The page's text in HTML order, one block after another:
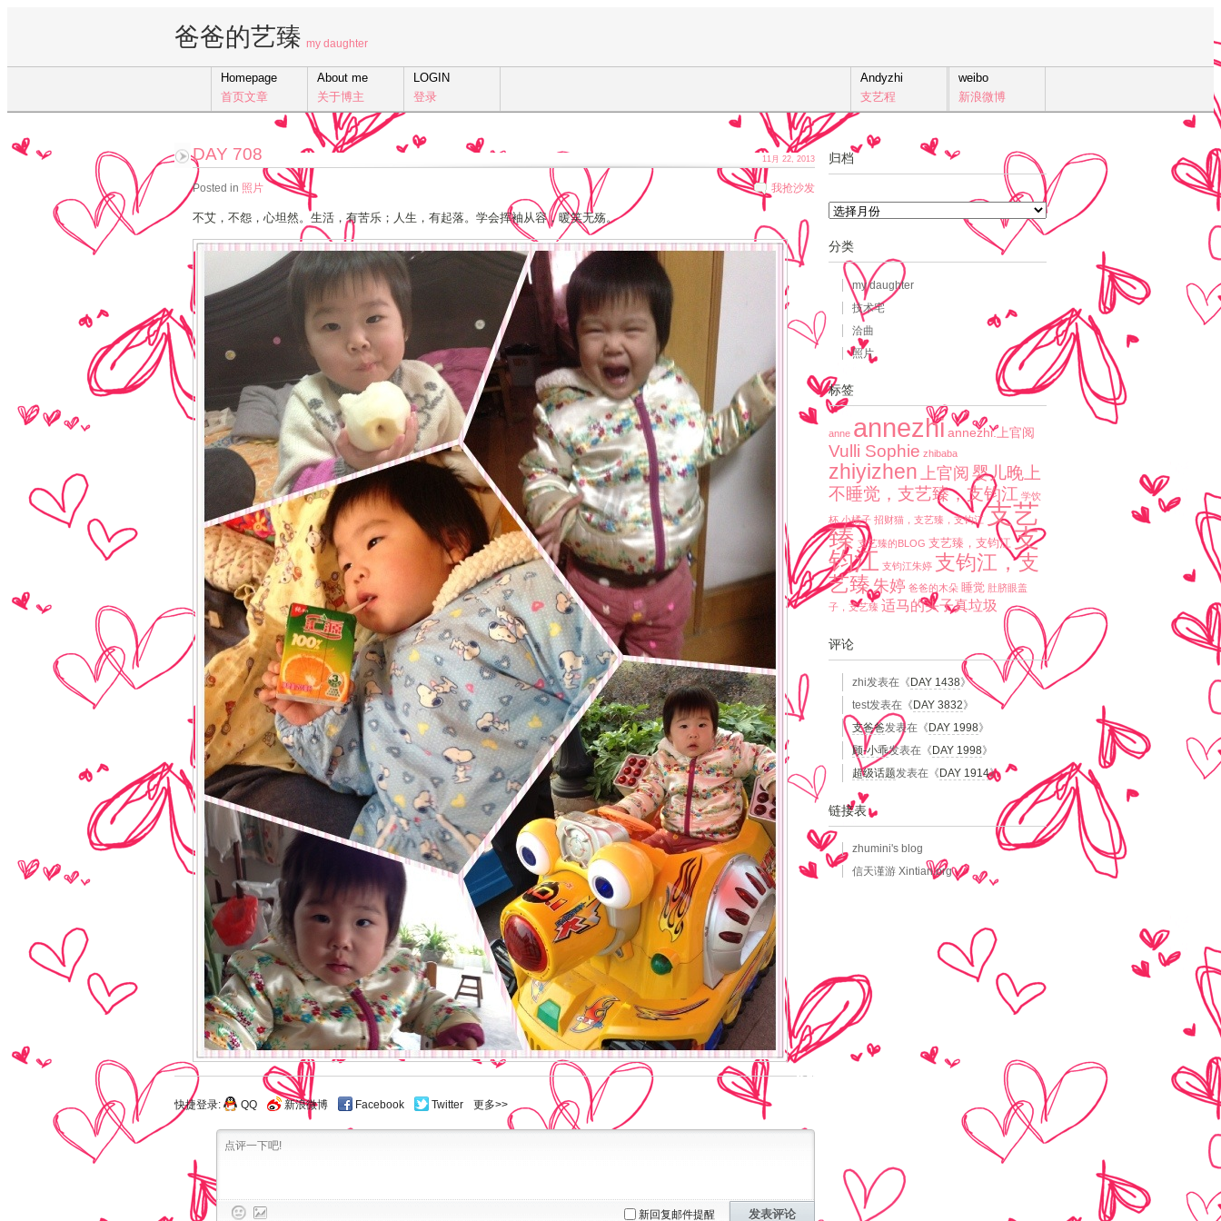
爸爸的艺臻 my daughter
Homepage
首页文章
About me
关于博主
LOGIN
登录
weibo
新浪微博
Andyzhi
支艺程
DAY 708
Posted in 照片 我抢沙发
不艾，不怨，心坦然。生活，有苦乐；人生，有起落。学会挥袖从容，暖笑无殇。
11月 22, 2013
快捷登录: QQ 新浪微博 Facebook Twitter 更多>>
新回复邮件提醒 发表评论
归档
档
分类
my daughter
技术宅
洽曲
照片
标签
anne annezhi annezhi.上官阅
Vulli Sophie zhibaba
zhiyizhen 上官阅 婴儿晚上
不睡觉，支艺臻，支钧江 学饮
杯 小橘子 招财猫，支艺臻，支钧江 支艺
臻 支艺臻的BLOG 支艺臻，支钧江 支
钧江 支钧江朱婷 支钧江，支
艺臻朱婷 爸爸的木朵 睡觉 肚脐眼盖
子，支艺臻 适马的头子真垃圾
评论
zhi发表在《 DAY 1438》
test发表在《 DAY 3832》
支爸爸发表在《 DAY 1998》
顾-小乖发表在《 DAY 1998》
超级话题发表在《 DAY 1914》
链接表
zhumini's blog
信天谨游 Xintian.org